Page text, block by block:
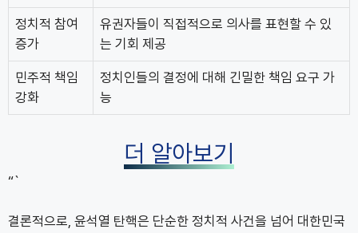
정치적 참여
증가
유권자들이 직접적으로 의사를 표현할 수 있
는 기회 제공
민주적 책임
강화
정치인들의 결정에 대해 긴밀한 책임 요구 가
능
더 알아보기
“`
결론적으로, 윤석열 탄핵은 단순한 정치적 사건을 넘어 대한민국